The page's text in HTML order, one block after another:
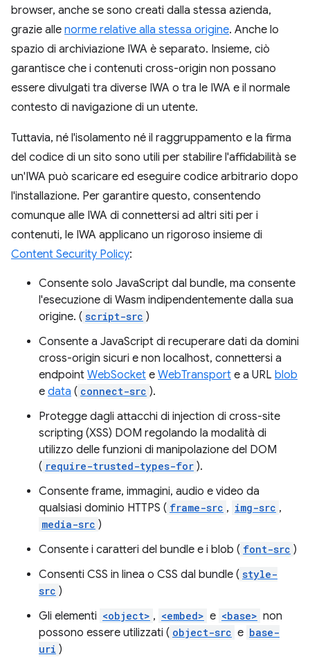
browser, anche se sono creati dalla stessa azienda,
grazie alle norme relative alla stessa origine. Anche lo
spazio di archiviazione IWA è separato. Insieme, ciò
garantisce che i contenuti cross-origin non possano
essere divulgati tra diverse IWA o tra le IWA e il normale
contesto di navigazione di un utente.
Tuttavia, né l'isolamento né il raggruppamento e la firma
del codice di un sito sono utili per stabilire l'affidabilità se
un'IWA può scaricare ed eseguire codice arbitrario dopo
l'installazione. Per garantire questo, consentendo
comunque alle IWA di connettersi ad altri siti per i
contenuti, le IWA applicano un rigoroso insieme di
Content Security Policy:
Consente solo JavaScript dal bundle, ma consente
l'esecuzione di Wasm indipendentemente dalla sua
origine. ( script-src )
Consente a JavaScript di recuperare dati da domini
cross-origin sicuri e non localhost, connettersi a
endpoint WebSocket e WebTransport e a URL blob
e data ( connect-src ).
Protegge dagli attacchi di injection di cross-site
scripting (XSS) DOM regolando la modalità di
utilizzo delle funzioni di manipolazione del DOM
( require-trusted-types-for ).
Consente frame, immagini, audio e video da
qualsiasi dominio HTTPS ( frame-src , img-src ,
media-src )
Consente i caratteri del bundle e i blob ( font-src )
Consenti CSS in linea o CSS dal bundle ( style-
src )
Gli elementi <object> , <embed> e <base> non
possono essere utilizzati ( object-src e base-
uri )